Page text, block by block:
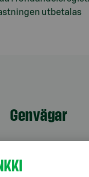
utbetalas
Genvägar
Uppdatera